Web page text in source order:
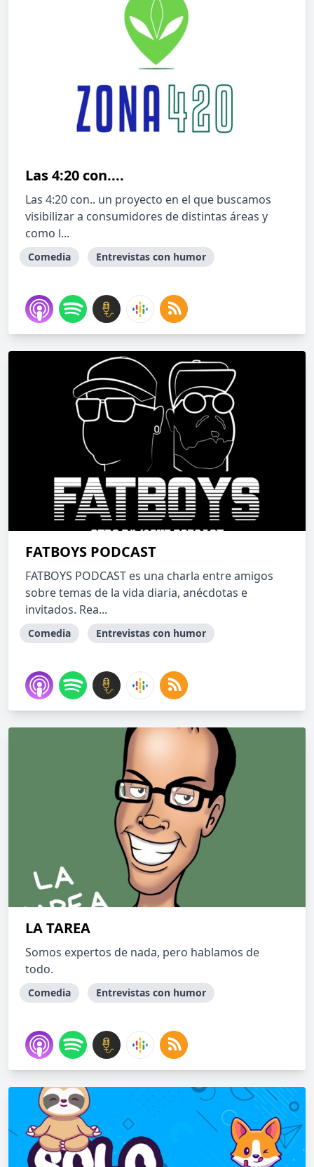
Las 4:20 con....
Las 4:20 con.. un proyecto en el que buscamos
visibilizar a consumidores de distintas áreas y
como l...
Comedia Entrevistas con humor
FATBOYS PODCAST
FATBOYS PODCAST es una charla entre amigos
sobre temas de la vida diaria, anécdotas e
invitados. Rea...
Comedia Entrevistas con humor
LA TAREA
Somos expertos de nada, pero hablamos de
todo.
Comedia Entrevistas con humor